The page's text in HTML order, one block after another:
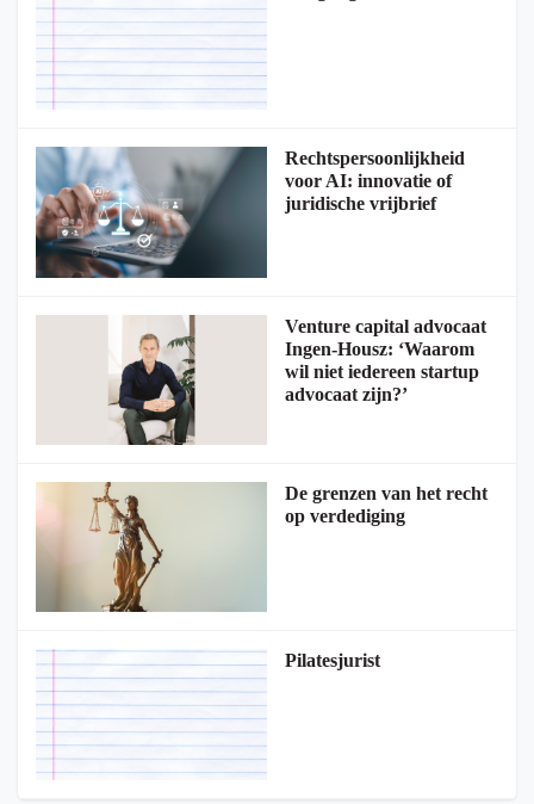
Rechtspersoonlijkheid
voor AI: innovatie of
juridische vrijbrief
Venture capital advocaat
Ingen-Housz: ‘Waarom
wil niet iedereen startup
advocaat zijn?’
De grenzen van het recht
op verdediging
Pilatesjurist